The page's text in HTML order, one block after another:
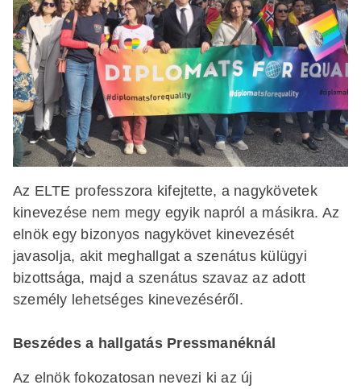
Az ELTE professzora kifejtette, a nagykövetek
kinevezése nem megy egyik napról a másikra. Az
elnök egy bizonyos nagykövet kinevezését
javasolja, akit meghallgat a szenátus külügyi
bizottsága, majd a szenátus szavaz az adott
személy lehetséges kinevezéséről.
Beszédes a hallgatás Pressmanéknál
Az elnök fokozatosan nevezi ki az új